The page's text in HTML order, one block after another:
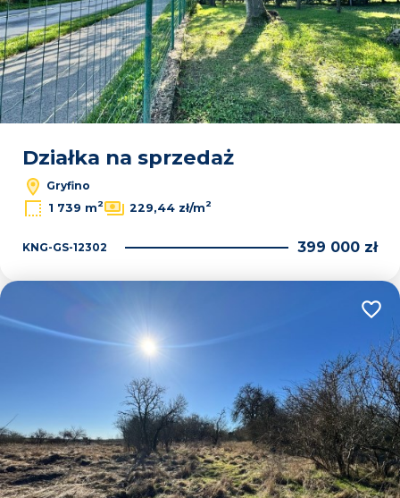
Działka na sprzedaż
Gryfino
1 739 m2 229,44 zł/m2
KNG-GS-12302 399 000 zł